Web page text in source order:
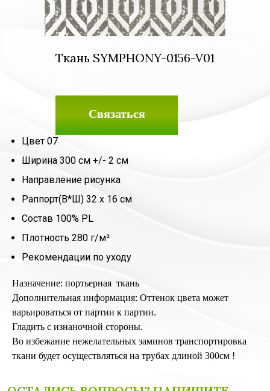
Ткань SYMPHONY-0156-V01
Связаться
Цвет 07
Ширина 300 см +/- 2 см
Направление рисунка
Раппорт(В*Ш) 32 х 16 см
Состав 100% PL
Плотность 280 г/м²
Рекомендации по уходу
Назначение: портьерная ткань
Дополнительная информация: Оттенок цвета может
варьироваться от партии к партии.
Гладить с изнаночной стороны.
Во избежание нежелательных заминов транспортировка
ткани будет осуществляться на трубах длиной 300см !